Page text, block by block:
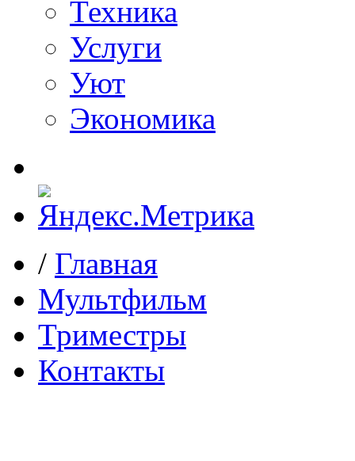
Техника
Услуги
Уют
Экономика
/ Главная
Мультфильм
Триместры
Контакты